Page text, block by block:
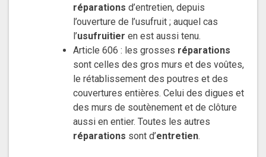
réparations d’entretien, depuis
l’ouverture de l’usufruit ; auquel cas
l’usufruitier en est aussi tenu.
Article 606 : les grosses réparations
sont celles des gros murs et des voûtes,
le rétablissement des poutres et des
couvertures entières. Celui des digues et
des murs de soutènement et de clôture
aussi en entier. Toutes les autres
réparations sont d’entretien.